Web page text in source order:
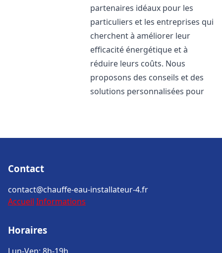
partenaires idéaux pour les
particuliers et les entreprises qui
cherchent à améliorer leur
efficacité énergétique et à
réduire leurs coûts. Nous
proposons des conseils et des
solutions personnalisées pour
Contact
contact@chauffe-eau-installateur-4.fr
Accueil Informations
Horaires